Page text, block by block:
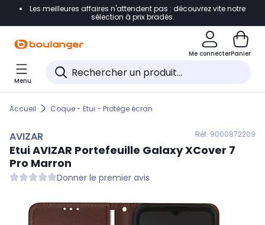
Accéder directement à la navigation
Accéder directement au pied de page
Accéder directement au chatbot
Les meilleures affaires n'attendent pas : découvrez vite notre
sélection à prix bradés.
Me connecterPanier
Menu
Accueil Coque - Etui - Protège écran
AVIZAR Réf. 9000872209
EtuiAVIZAR Portefeuille Galaxy XCover 7
Pro Marron
Donner le premier avis